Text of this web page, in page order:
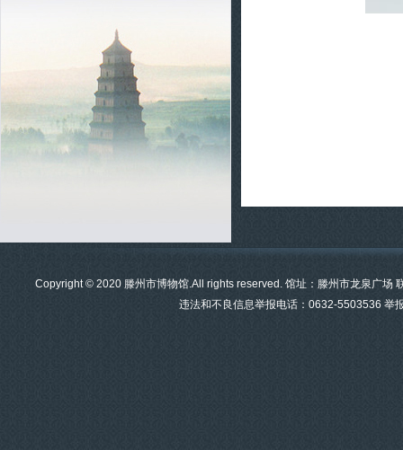
Copyright © 2020 滕州市博物馆.All rights reserved. 馆址：滕州市龙泉广场
违法和不良信息举报电话：0632-5503536 举